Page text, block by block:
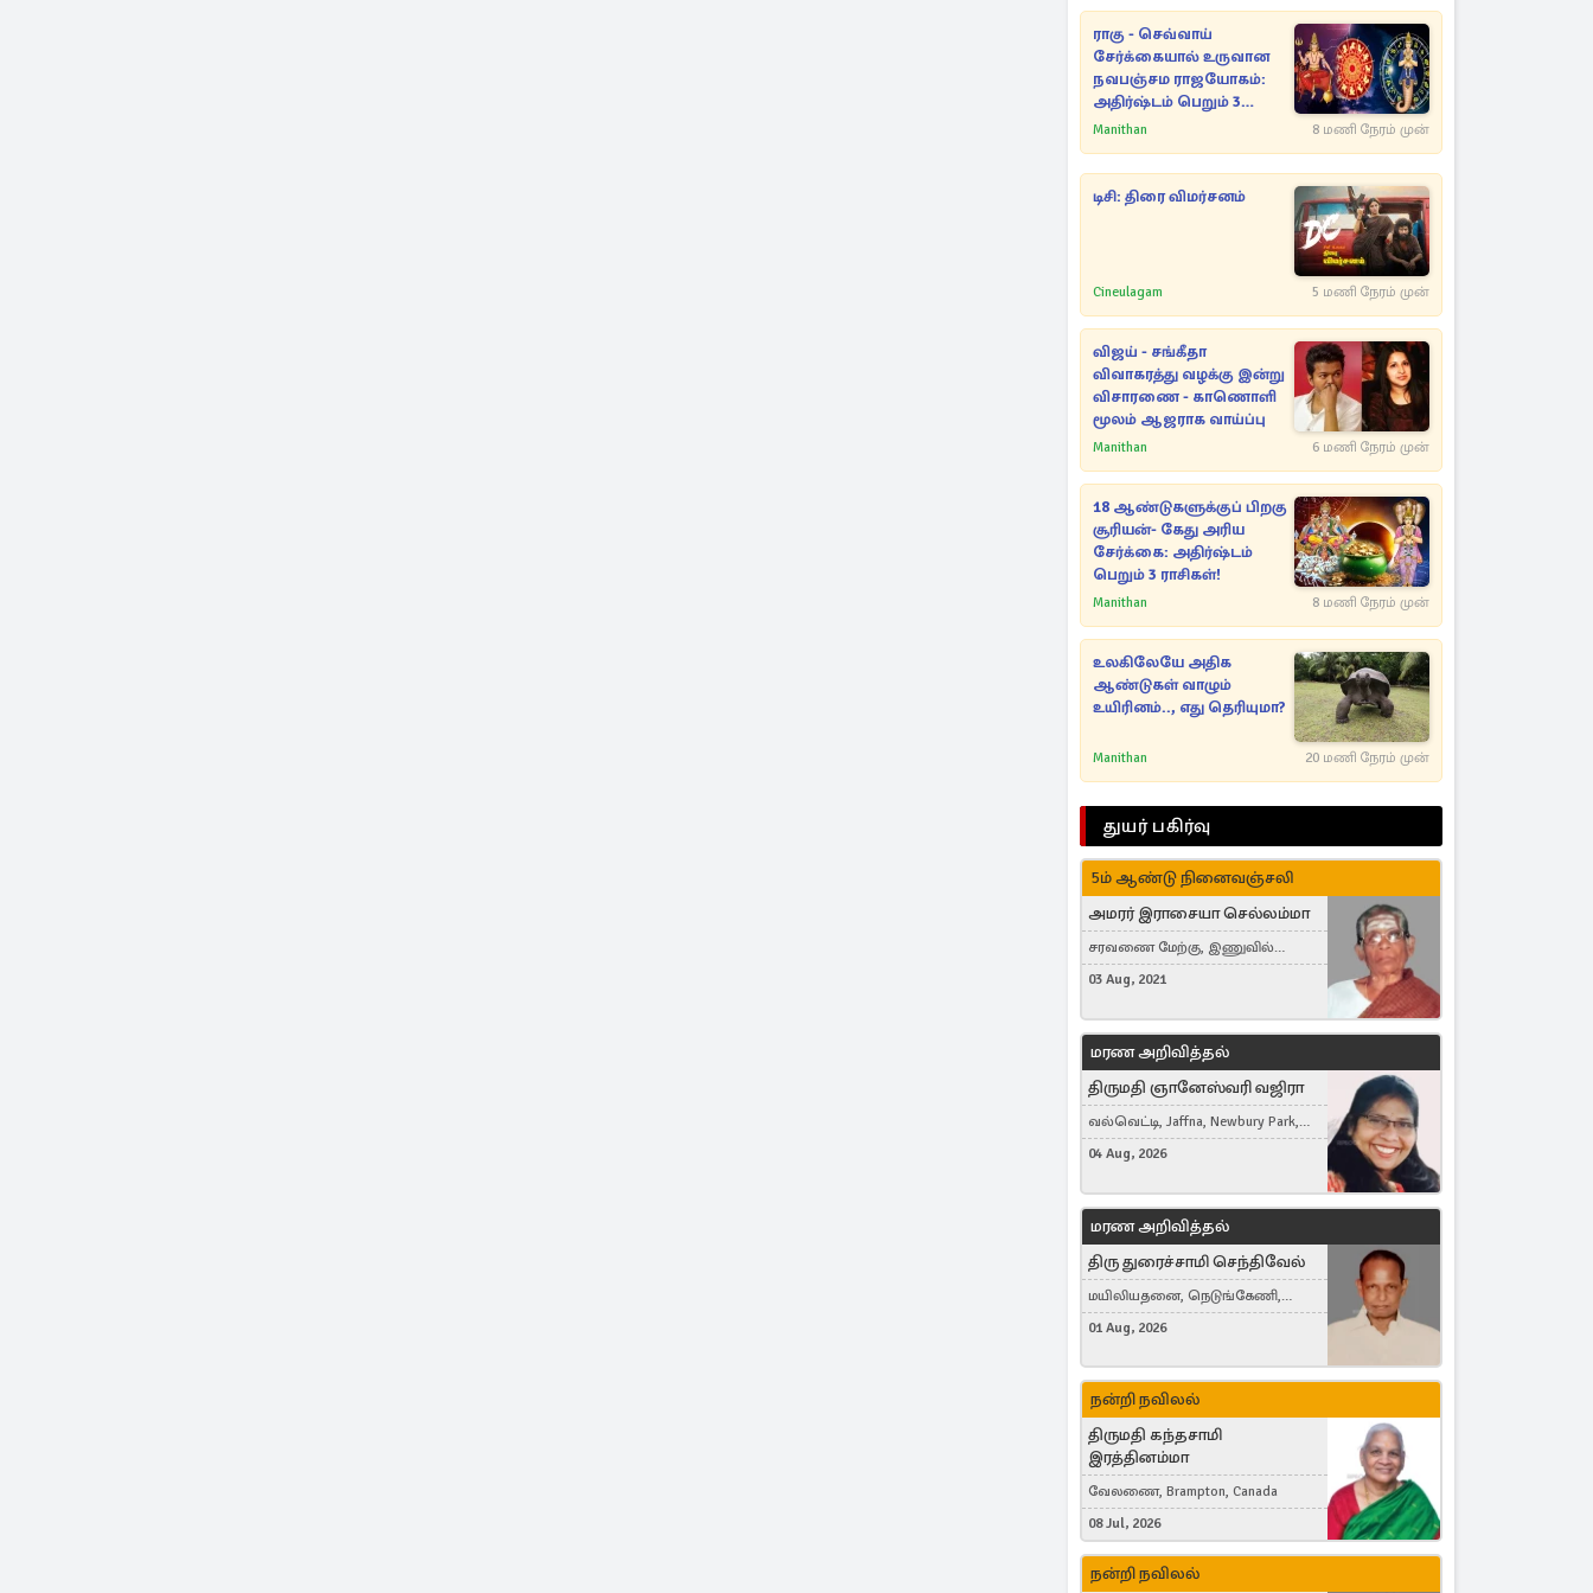
ராகு - செவ்வாய்
சேர்க்கையால் உருவான
நவபஞ்சம ராஜயோகம்:
அதிர்ஷ்டம் பெறும் 3
ராசிகள்!
Manithan 8 மணி நேரம் முன்
டிசி: திரை விமர்சனம்
Cineulagam 5 மணி நேரம் முன்
விஜய் - சங்கீதா
விவாகரத்து வழக்கு இன்று
விசாரணை - காணொளி
மூலம் ஆஜராக வாய்ப்பு
Manithan 6 மணி நேரம் முன்
18 ஆண்டுகளுக்குப் பிறகு
சூரியன்- கேது அரிய
சேர்க்கை: அதிர்ஷ்டம்
பெறும் 3 ராசிகள்!
Manithan 8 மணி நேரம் முன்
உலகிலேயே அதிக
ஆண்டுகள் வாழும்
உயிரினம்.., எது தெரியுமா?
Manithan 20 மணி நேரம் முன்
துயர் பகிர்வு
5ம் ஆண்டு நினைவஞ்சலி
அமரர் இராசையா செல்லம்மா
சரவணை மேற்கு, இணுவில்
கிழக்கு
03 Aug, 2021
மரண அறிவித்தல்
திருமதி ஞானேஸ்வரி வஜிரா
வல்வெட்டி, Jaffna, Newbury Park,
United Kingdom
04 Aug, 2026
மரண அறிவித்தல்
திரு துரைச்சாமி செந்திவேல்
மயிலியதனை, நெடுங்கேணி,
கம்பர்மலை
01 Aug, 2026
நன்றி நவிலல்
திருமதி கந்தசாமி
இரத்தினம்மா
வேலணை, Brampton, Canada
08 Jul, 2026
நன்றி நவிலல்